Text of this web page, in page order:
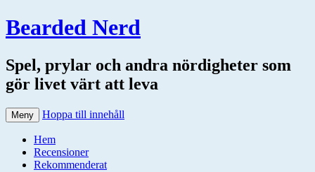
Bearded Nerd
Spel, prylar och andra nördigheter som
gör livet värt att leva
Meny Hoppa till innehåll
Hem
Recensioner
Rekommenderat